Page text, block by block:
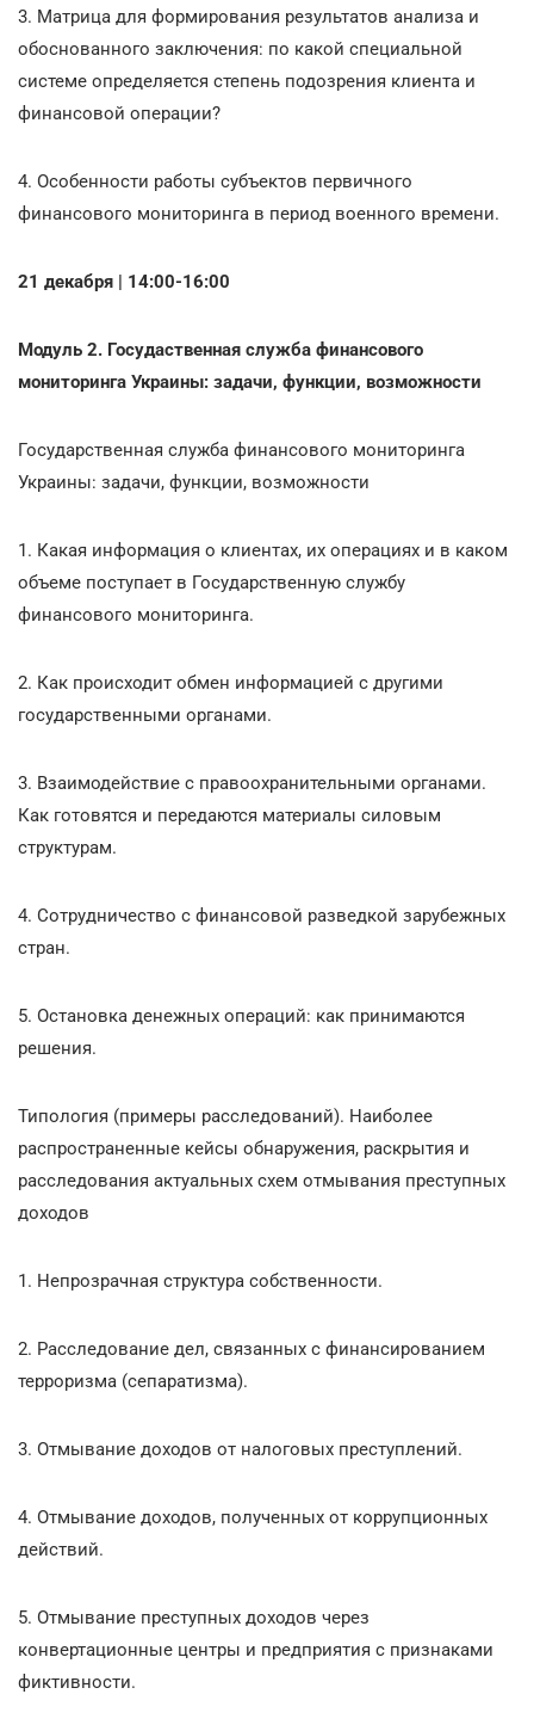
3. Матрица для формирования результатов анализа и
обоснованного заключения: по какой специальной
системе определяется степень подозрения клиента и
финансовой операции?
4. Особенности работы субъектов первичного
финансового мониторинга в период военного времени.
21 декабря | 14:00-16:00
Модуль 2. Госудаственная служба финансового
мониторинга Украины: задачи, функции, возможности
Государственная служба финансового мониторинга
Украины: задачи, функции, возможности
1. Какая информация о клиентах, их операциях и в каком
объеме поступает в Государственную службу
финансового мониторинга.
2. Как происходит обмен информацией с другими
государственными органами.
3. Взаимодействие с правоохранительными органами.
Как готовятся и передаются материалы силовым
структурам.
4. Сотрудничество с финансовой разведкой зарубежных
стран.
5. Остановка денежных операций: как принимаются
решения.
Типология (примеры расследований). Наиболее
распространенные кейсы обнаружения, раскрытия и
расследования актуальных схем отмывания преступных
доходов
1. Непрозрачная структура собственности.
2. Расследование дел, связанных с финансированием
терроризма (сепаратизма).
3. Отмывание доходов от налоговых преступлений.
4. Отмывание доходов, полученных от коррупционных
действий.
5. Отмывание преступных доходов через
конвертационные центры и предприятия с признаками
фиктивности.